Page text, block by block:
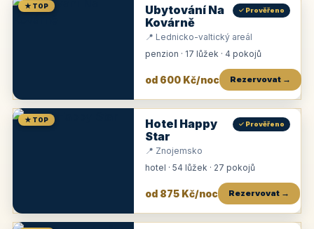
★ TOP
Ubytování Na
Kovárně
✓ Prověřeno
📍 Lednicko-valtický areál
penzion · 17 lůžek · 4 pokojů
od 600 Kč/noc Rezervovat →
★ TOP
Hotel Happy
Star
✓ Prověřeno
📍 Znojemsko
hotel · 54 lůžek · 27 pokojů
od 875 Kč/noc Rezervovat →